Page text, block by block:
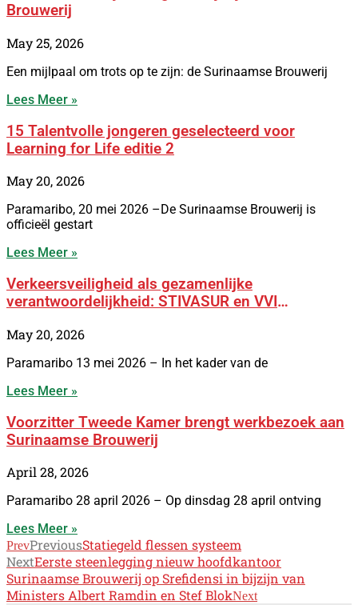
Brouwerij
May 25, 2026
Een mijlpaal om trots op te zijn: de Surinaamse Brouwerij
Lees Meer »
15 Talentvolle jongeren geselecteerd voor
Learning for Life editie 2
May 20, 2026
Paramaribo, 20 mei 2026 –De Surinaamse Brouwerij is
officieël gestart
Lees Meer »
Verkeersveiligheid als gezamenlijke
verantwoordelijkheid: STIVASUR en VVI
May 20, 2026
Paramaribo 13 mei 2026 – In het kader van de
Lees Meer »
Voorzitter Tweede Kamer brengt werkbezoek aan
Surinaamse Brouwerij
April 28, 2026
Paramaribo 28 april 2026 – Op dinsdag 28 april ontving
Lees Meer »
PrevPreviousStatiegeld flessen systeem
NextEerste steenlegging nieuw hoofdkantoor
Surinaamse Brouwerij op Srefidensi in bijzijn van
Ministers Albert Ramdin en Stef BlokNext